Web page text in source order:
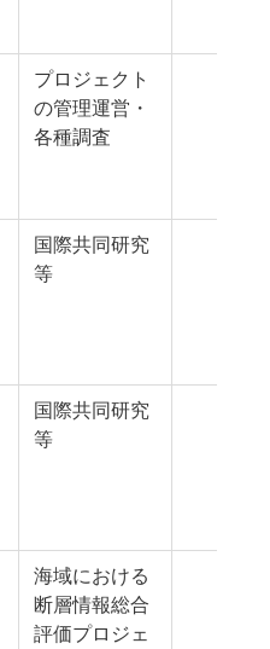
プロジェクト
の管理運営・
各種調査
国際共同研究
等
国際共同研究
等
海域における
断層情報総合
評価プロジェ